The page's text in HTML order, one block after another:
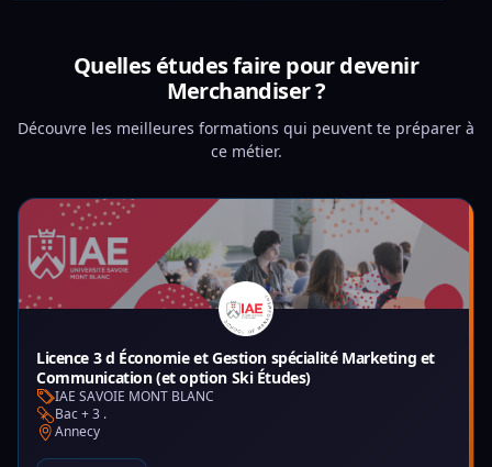
Quelles études faire pour devenir
Merchandiser ?
Découvre les meilleures formations qui peuvent te préparer à
ce métier.
Licence 3 d Économie et Gestion spécialité Marketing et
Communication (et option Ski Études)
IAE SAVOIE MONT BLANC
Bac + 3 .
Annecy